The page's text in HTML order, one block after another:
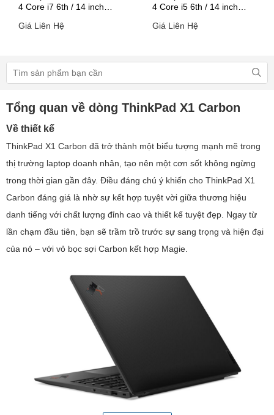
4 Core i7 6th / 14 inch
Giá Liên Hệ
4 Core i5 6th / 14 inch
Giá Liên Hệ
Tổng quan về dòng ThinkPad X1 Carbon
Về thiết kế
ThinkPad X1 Carbon đã trở thành một biểu tượng mạnh mẽ trong
thị trường laptop doanh nhân, tạo nên một cơn sốt không ngừng
trong thời gian gần đây. Điều đáng chú ý khiến cho ThinkPad X1
Carbon đáng giá là nhờ sự kết hợp tuyệt vời giữa thương hiệu
danh tiếng với chất lượng đỉnh cao và thiết kế tuyệt đẹp. Ngay từ
lần chạm đầu tiên, bạn sẽ trầm trồ trước sự sang trọng và hiện đại
của nó – với vỏ bọc sợi Carbon kết hợp Magie.